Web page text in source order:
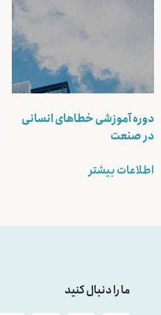
دوره آموزشی خطاهای انسانی
در صنعت
اطلاعات بیشتر
ما را دنبال کنید